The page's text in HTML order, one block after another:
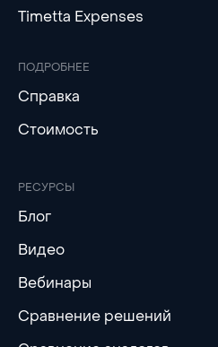
Timetta Expenses
ПОДРОБНЕЕ
Справка
Стоимость
РЕСУРСЫ
Блог
Видео
Вебинары
Сравнение решений